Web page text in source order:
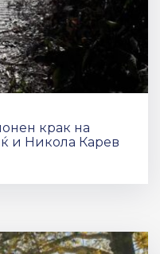
крак на
и Никола Карев